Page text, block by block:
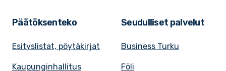
Päätöksenteko
Esityslistat, pöytäkirjat
Kaupunginhallitus
Seudulliset palvelut
Business Turku
Föli